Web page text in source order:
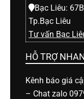
Bạc Liêu:
Tp.Bạc Liêu
Tư vấn Bạc
HỖ TRỢ
Kênh báo giá
– Chat zalo